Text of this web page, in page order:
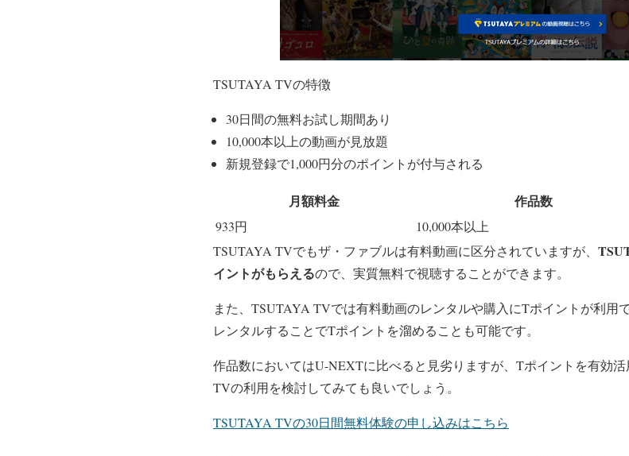
TSUTAYA TVの特徴
30日間の無料お試し期間あり
10,000本以上の動画が見放題
新規登録で1,000円分のポイントが付与される
月額料金 作品数
933円 10,000本以上
TSUTAYA TVでもザ・ファブルは有料動画に区分されていますが、
イントがもらえるので、実質無料で視聴することができます。
また、TSUTAYA TVでは有料動画のレンタルや購入にTポイントが利用
レンタルすることでTポイントを溜めることも可能です。
作品数においてはU-NEXTに比べると見劣りますが、Tポイントを有効
TVの利用を検討してみても良いでしょう。
TSUTAYA TVの30日間無料体験の申し込みはこちら